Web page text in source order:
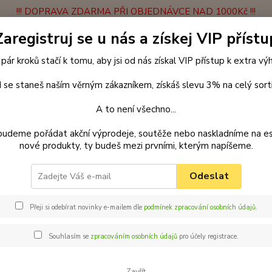
!!! DOPRAVA ZDARMA PŘI OBJEDNÁVCE NAD 1000Kč !!!
Vrácení zboží Obchodní podmínky Velkoobchodní spolupráce
obdélníkový pelech pro psa,
jste
hodin
míru.
se u nás a získej VIP
kroků stačí k tomu, aby jsi od nás získal VIP přístup k extra
se staneš naším věrným zákazníkem, získáš slevu 3% na celý
A to není všechno...
pořádat akční výprodeje, soutěže nebo naskladníme na
nové produkty, ty budeš mezi prvními, kterým napíšeme.
Odeslat
Přeji si odebírat novinky e-mailem dle podmínek zpracování osobních údajů.
Souhlasím se zpracováním osobních údajůpro účely registrace.